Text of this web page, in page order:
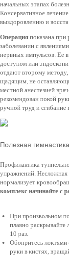
начальных этапах
Консервативное
выздоровлению и
Операция показана
заболевании с
нервных импульсов. Ее
доступом или
отдают второму методу,
щадящим, не
местной анестезией
рекомендован покой
ручной труд и
Полезная гимнастика
Профилактика
упражнений. Несложная
нормализует
комплекс начинайте с
При произвольном
плавно
10 раз.
Обопритесь локтями
руки в кистях,